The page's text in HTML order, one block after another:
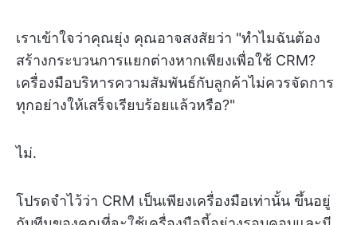
เราเข้าใจว่าคุณยุ่ง คุณอาจสงสัยว่า "ทำไมฉันต้อง
สร้างกระบวนการแยกต่างหากเพียงเพื่อใช้ CRM?
เครื่องมือบริหารความสัมพันธ์กับลูกค้าไม่ควรจัดการ
ทุกอย่างให้เสร็จเรียบร้อยแล้วหรือ?"
ไม่.
โปรดจำไว้ว่า CRM เป็นเพียงเครื่องมือเท่านั้น ขึ้นอยู่